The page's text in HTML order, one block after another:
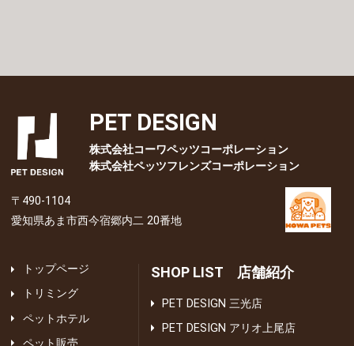
PET DESIGN
株式会社コーワペッツコーポレーション
株式会社ペッツフレンズコーポレーション
〒490-1104
愛知県あま市西今宿郷内二 20番地
トップページ
トリミング
ペットホテル
ペット販売
SHOP LIST 店舗紹介
PET DESIGN 三光店
PET DESIGN アリオ上尾店